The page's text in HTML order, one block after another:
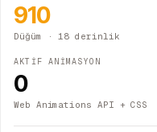
910
Düğüm · 18 derinlik
AKTİF ANİMASYON
0
Web Animations API + CSS